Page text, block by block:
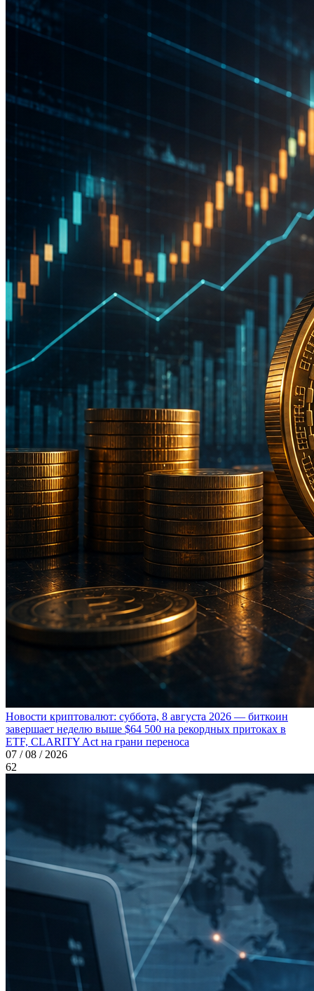
Новости криптовалют: суббота, 8 августа 2026 — биткоин
завершает неделю выше $64 500 на рекордных притоках в
ETF, CLARITY Act на грани переноса
07 / 08 / 2026
62